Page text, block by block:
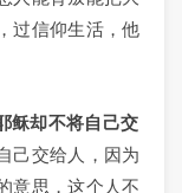
过信仰生活，他
稣却不将自己交
己交给人，因为
意思，这个人不